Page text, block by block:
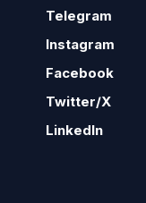
Telegram
Instagram
Facebook
Twitter/X
LinkedIn